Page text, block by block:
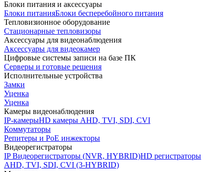
Блоки питания и аксессуары
Блоки питанияБлоки бесперебойного питания
Тепловизионное оборудование
Стационарные тепловизоры
Аксессуары для видеонаблюдения
Аксессуары для видеокамер
Цифровые системы записи на базе ПК
Серверы и готовые решения
Исполнительные устройства
Замки
Уценка
Уценка
Камеры видеонаблюдения
IP-камерыHD камеры AHD, TVI, SDI, CVI
Коммутаторы
Репитеры и PoE инжекторы
Видеорегистраторы
IP Видеорегистраторы (NVR, HYBRID)HD регистраторы
AHD, TVI, SDI, CVI (3-HYBRID)